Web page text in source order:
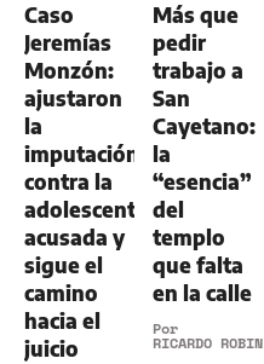
Caso
Jeremías
Monzón:
ajustaron
la
imputación
contra la
adolescente
acusada y
sigue el
camino
hacia el
juicio
Más que
pedir
trabajo a
San
Cayetano:
la
“esencia”
del
templo
que falta
en la calle
Por
RICARDO ROBINS